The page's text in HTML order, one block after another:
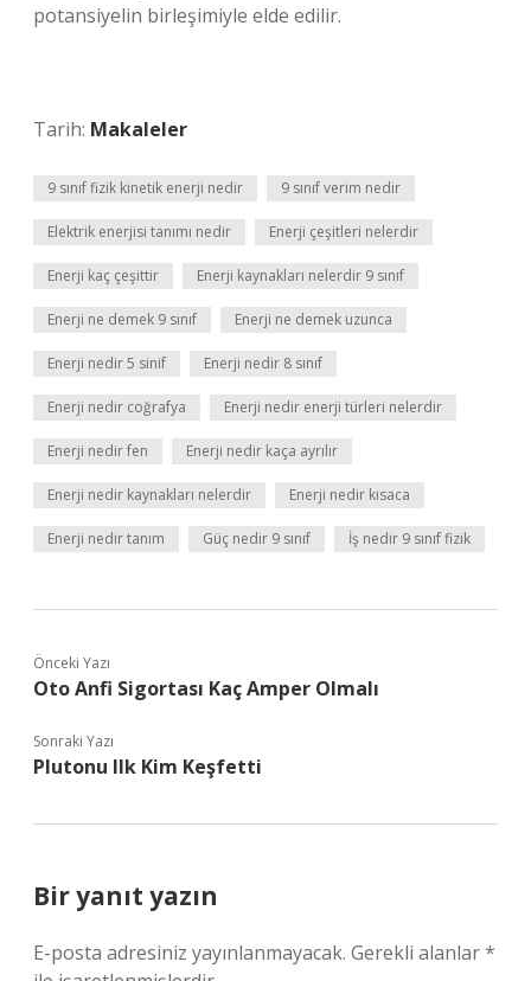
potansiyelin birleşimiyle elde edilir.
Tarih: Makaleler
9 sınıf fizik kinetik enerji nedir 9 sınıf verim nedir
Elektrik enerjisi tanımı nedir Enerji çeşitleri nelerdir
Enerji kaç çeşittir Enerji kaynakları nelerdir 9 sınıf
Enerji ne demek 9 sınıf Enerji ne demek uzunca
Enerji nedir 5 sinif Enerji nedir 8 sınıf
Enerji nedir coğrafya Enerji nedir enerji türleri nelerdir
Enerji nedir fen Enerji nedir kaça ayrılır
Enerji nedir kaynakları nelerdir Enerji nedir kısaca
Enerji nedir tanım Güç nedir 9 sınıf İş nedir 9 sınıf fizik
Önceki Yazı
Oto Anfi Sigortası Kaç Amper Olmalı
Sonraki Yazı
Plutonu Ilk Kim Keşfetti
Bir yanıt yazın
E-posta adresiniz yayınlanmayacak. Gerekli alanlar*